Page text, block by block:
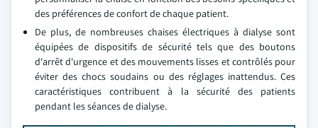
des préférences de confort de chaque patient.
De plus, de nombreuses chaises électriques à dialyse sont
équipées de dispositifs de sécurité tels que des boutons
d'arrêt d'urgence et des mouvements lisses et contrôlés pour
éviter des chocs soudains ou des réglages inattendus. Ces
caractéristiques contribuent à la sécurité des patients
pendant les séances de dialyse.